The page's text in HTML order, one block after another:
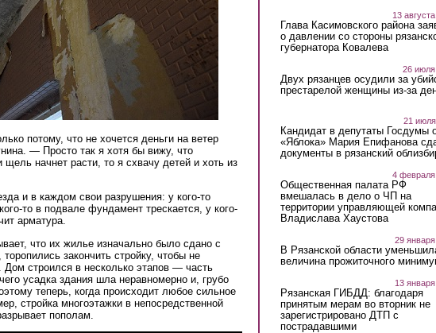
потому, что не хочется деньги на ветер
— Просто так я хотя бы вижу, что
начнет расти, то я схвачу детей и хоть из
и в каждом свои разрушения: у кого-то
то в подвале фундамент трескается, у кого-
арматура.
что их жилье изначально было сдано с
закончить стройку, чтобы не
Дом строился в несколько этапов — часть
усадка здания шла неравномерно и, грубо
теперь, когда происходит любое сильное
стройка многоэтажки в непосредственной
пополам.
13
Глава Касимовского района
о давлении со стороны
губернатора Ковалева
26
Двух рязанцев осудили за
престарелой женщины из-за
21
Кандидат в депутаты Госдумы
«Яблока» Мария Епифанова
документы в рязанский
4 февраля
Общественная палата РФ
вмешалась в дело о ЧП на
территории управляющей
Владислава Хаустова
29
В Рязанской области
величина прожиточного
13
Рязанская ГИБДД: благодаря
принятым мерам во вторник не
зарегистрировано ДТП с
пострадавшими